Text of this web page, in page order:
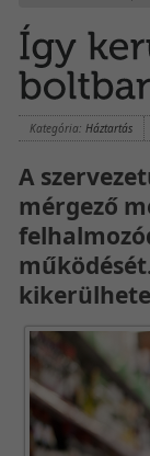
Kategória: Háztartás
A
mérgező